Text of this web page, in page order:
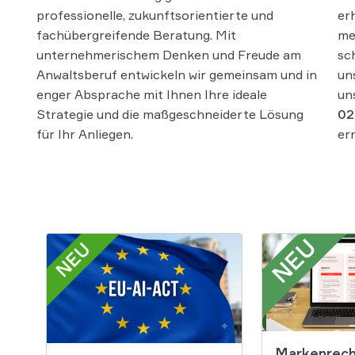
professionelle, zukunftsorientierte und
fachübergreifende Beratung. Mit
unternehmerischem Denken und Freude am
Anwaltsberuf entwickeln wir gemeinsam und in
enger Absprache mit Ihnen Ihre ideale
Strategie und die maßgeschneiderte Lösung
für Ihr Anliegen.